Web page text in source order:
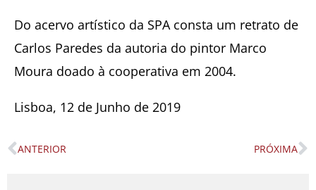
Do acervo artístico da SPA consta um retrato de
Carlos Paredes da autoria do pintor Marco
Moura doado à cooperativa em 2004.
Lisboa, 12 de Junho de 2019
Prev
ANTERIOR PRÓXIMA